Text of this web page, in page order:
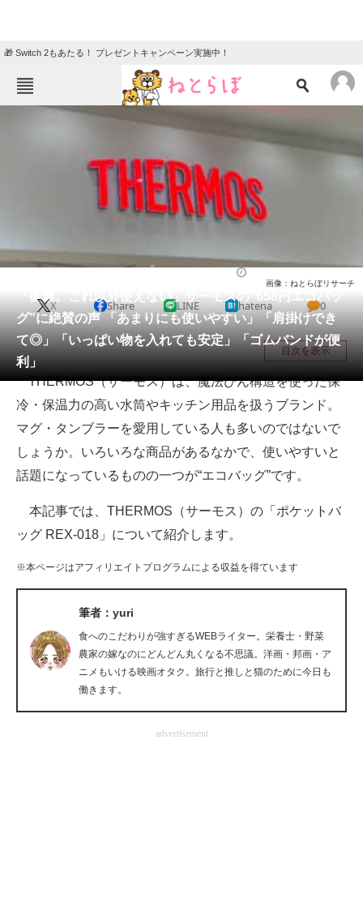
🎁 Switch 2もあたる！ プレゼントキャンペーン実施中！
ねとらぼメニュー
ニュース
クイズ
地域
動物 リサーチ
メディア
ITの今と未来を見通す
スマホと通信の最新トレンド
好きが集まる 比べて選べる
ビジネスと働き方のヒント
AI活用のいまが分かる
企業ITのトレンドを詳説
経営リーダーのコミュニティ
マーケ×ITの今がよく分かる
ITエンジニア向け専門サイト
「衝撃。これ以外使えない」サーモスの“658円エコバッ
グ”に絶賛の声 「あまりにも使いやすい」「肩掛けでき
て◎」「いっぱい物を入れても安定」「ゴムバンドが便
利」
画像：ねとらぼリサーチ
X Share LINE hatena 0
目次を表示
THERMOS（サーモス）は、魔法びん構造を使った保
冷・保温力の高い水筒やキッチン用品を扱うブランド。
マグ・タンブラーを愛用している人も多いのではないで
しょうか。いろいろな商品があるなかで、使いやすいと
話題になっているものの一つが“エコバッグ”です。
本記事では、THERMOS（サーモス）の「ポケットバ
ッグ REX-018」について紹介します。
※本ページはアフィリエイトプログラムによる収益を得ています
筆者：yuri
食へのこだわりが強すぎるWEBライター。栄養士・野菜
農家の嫁なのにどんどん丸くなる不思議。洋画・邦画・ア
ニメもいける映画オタク。旅行と推しと猫のために今日も
働きます。
advertisement